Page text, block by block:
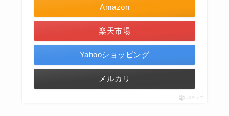
Amazon
楽天市場
Yahooショッピング
メルカリ
ポチップ